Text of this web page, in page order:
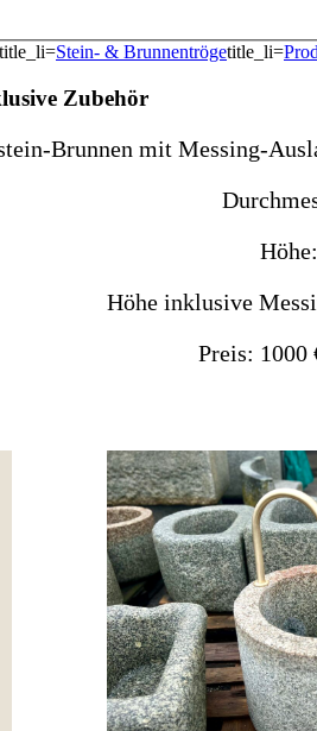
title_li=Stein- & Brunnentrögetitle_li=
Zubehör
Brunnen mit Messing-
Höhe inklusive
Preis: